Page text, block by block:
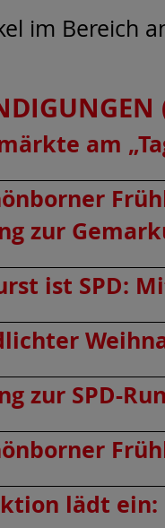
im Bereich
am
zur
ist SPD:
zur SPD-
lädt